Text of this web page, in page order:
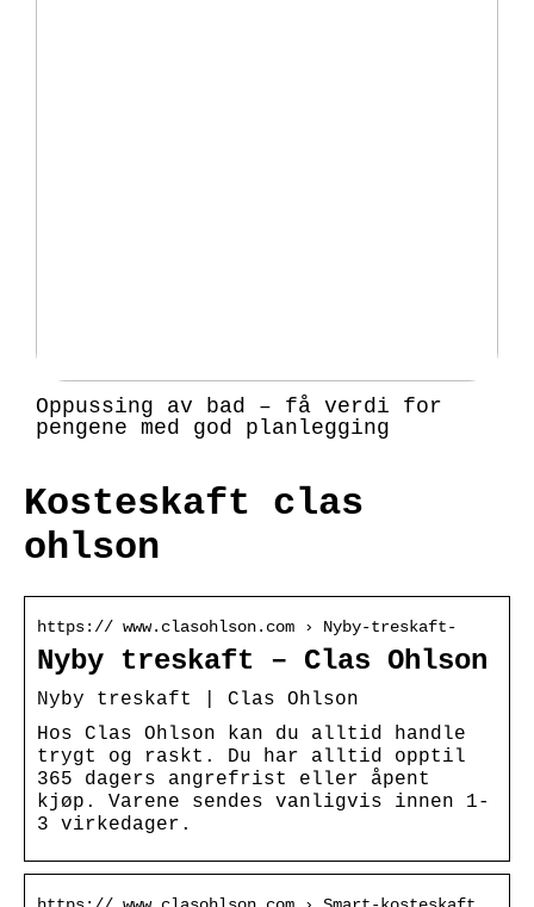
Oppussing av bad – få verdi for
pengene med god planlegging
Kosteskaft clas
ohlson
https:// www.clasohlson.com › Nyby-treskaft-
Nyby treskaft – Clas Ohlson
Nyby treskaft | Clas Ohlson
Hos Clas Ohlson kan du alltid handle
trygt og raskt. Du har alltid opptil
365 dagers angrefrist eller åpent
kjøp. Varene sendes vanligvis innen 1-
3 virkedager.